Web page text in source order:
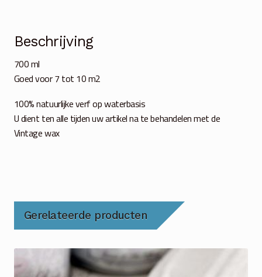
Beschrijving
700 ml
Goed voor 7 tot 10 m2
100% natuurlijke verf op waterbasis
U dient ten alle tijden uw artikel na te behandelen met de
Vintage wax
Gerelateerde producten